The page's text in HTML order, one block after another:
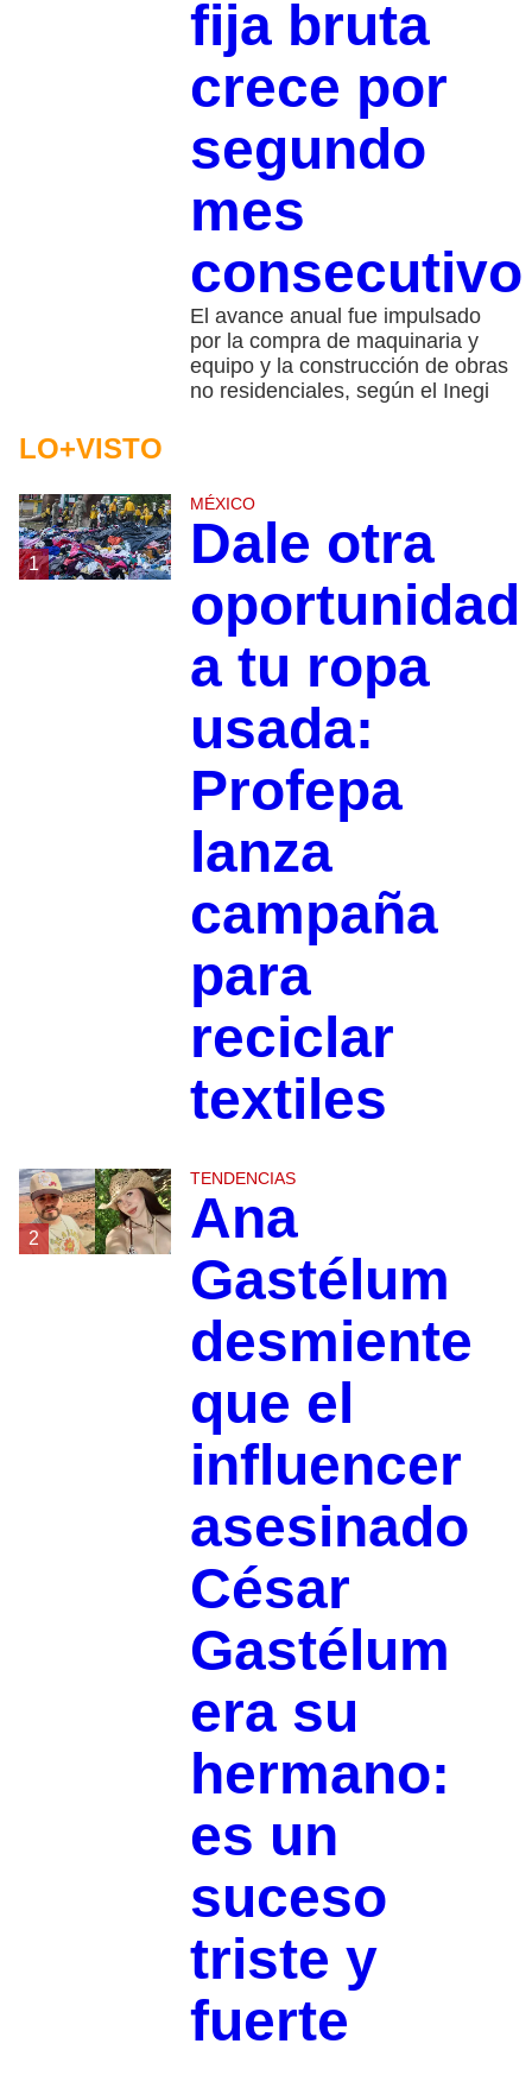
fija bruta
crece por
segundo
mes
El avance anual fue impulsado
por la compra de maquinaria y
equipo y la construcción de obras
no residenciales, según el Inegi
LO+VISTO
1
MÉXICO
Dale otra
oportunidad
a tu ropa
usada:
Profepa
lanza
campaña
para
reciclar
textiles
2
TENDENCIAS
Ana
Gastélum
desmiente
que el
influencer
asesinado
César
Gastélum
era su
hermano:
es un
suceso
triste y
fuerte